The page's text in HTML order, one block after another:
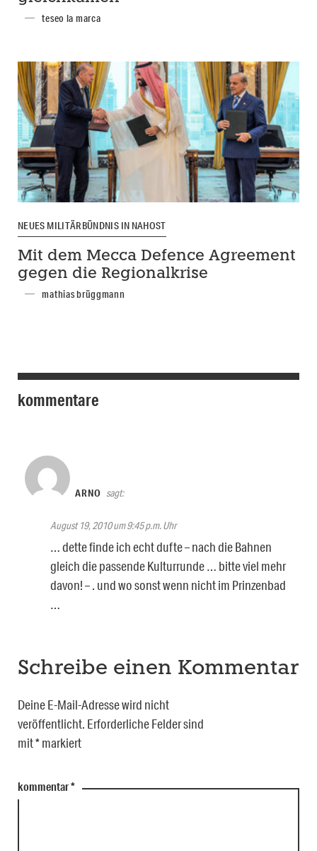
teseo la marca
NEUES MILITÄRBÜNDNIS IN NAHOST
Mit dem Mecca Defence Agreement
gegen die Regionalkrise
mathias brüggmann
kommentare
ARNO sagt:
August 19, 2010 um 9:45 p.m. Uhr
… dette finde ich echt dufte – nach die Bahnen
gleich die passende Kulturrunde … bitte viel mehr
davon! – . und wo sonst wenn nicht im Prinzenbad
…
Schreibe einen Kommentar
Deine E-Mail-Adresse wird nicht
veröffentlicht. Erforderliche Felder sind
mit*markiert
kommentar*